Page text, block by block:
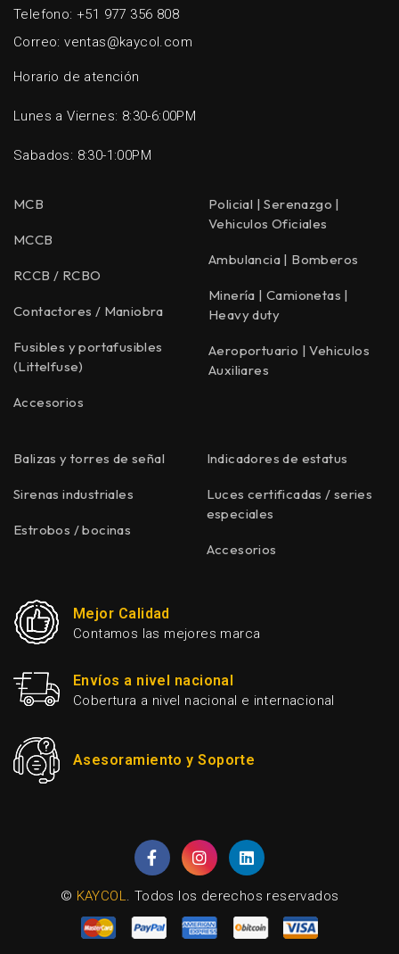
Telefono: +51 977 356 808
Correo: ventas@kaycol.com
Horario de atención
Lunes a Viernes: 8:30-6:00PM
Sabados: 8:30-1:00PM
MCB
MCCB
RCCB / RCBO
Contactores / Maniobra
Fusibles y portafusibles
(Littelfuse)
Accesorios
Policial | Serenazgo |
Vehiculos Oficiales
Ambulancia | Bomberos
Minería | Camionetas |
Heavy duty
Aeroportuario | Vehiculos
Auxiliares
Balizas y torres de señal
Sirenas industriales
Estrobos / bocinas
Indicadores de estatus
Luces certificadas / series
especiales
Accesorios
Mejor Calidad
Contamos las mejores marca
Envíos a nivel nacional
Cobertura a nivel nacional e internacional
Asesoramiento y Soporte
© KAYCOL. Todos los derechos reservados